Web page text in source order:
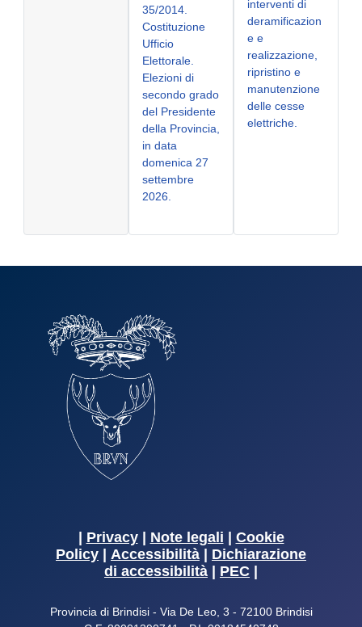
35/2014.
Costituzione
Ufficio
Elettorale.
Elezioni di
secondo grado
del Presidente
della Provincia,
in data
domenica 27
settembre
2026.
interventi di
deramificazion
e e
realizzazione,
ripristino e
manutenzione
delle cesse
elettriche.
Privacy| Note legali
Cookie
Policy
Accessibilità
Dichiarazione
di accessibilità
PEC
Provincia di Brindisi - Via De Leo, 3 - 72100 Brindisi